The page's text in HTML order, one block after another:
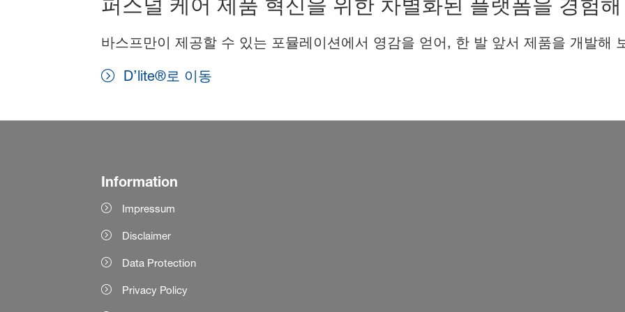
퍼스널 케어 제품 혁신을 위한 차별화된 플랫폼을 경험
바스프만이 제공할 수 있는 포뮬레이션에서 영감을 얻어, 한 발 앞서 제품을 개발해
D’lite®로 이동
Information
Impressum
Disclaimer
Data Protection
Privacy Policy